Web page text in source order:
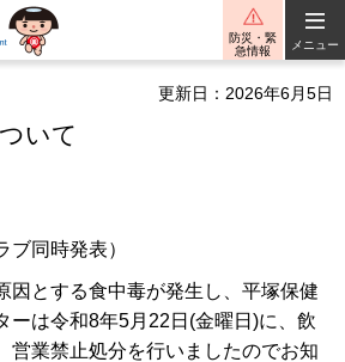
防災・緊
急情報
メニュー
更新日：2026年6月5日
いて
ブ同時発表）
因とする食中毒が発生し、平塚保健
ーは令和8年5月22日(金曜日)に、飲
営業禁止処分を行いましたのでお知